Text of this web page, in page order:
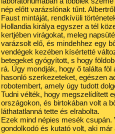
nép előtt varázslónak tűnt.
Faust mintáját, rendkívüli
Hollandia királya egyszer a tél
kertjében virágokat, meleg
varázsolt elő, és mindehhez egy
vendégek kezében kísértetté
betegeket gyógyított, s hogy
rá. Úgy mondják, hogy ő találta
hasonló szerkezeteket, egészen
robotembert, amely úgy tudott
Tudni vélték, hogy megszelídített
országokon, és birtokában volt a
láthatatlanná tette és elrabolta.
Ezek mind népies mesék csupán.
gondolkodó és kutató volt, aki már